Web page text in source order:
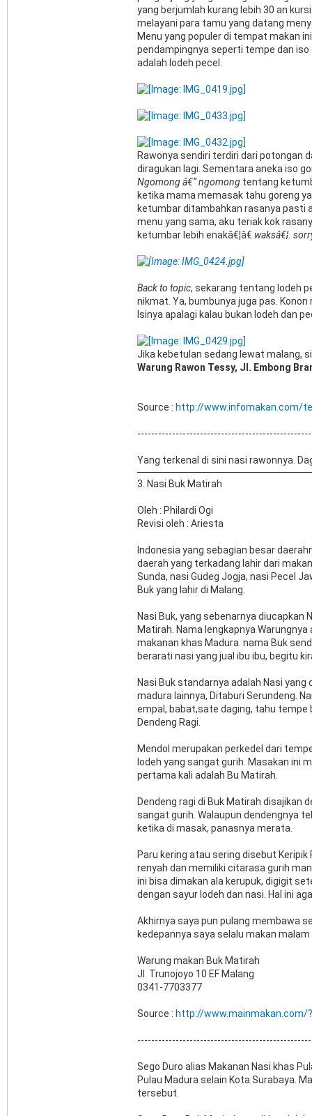
yang berjumlah kurang lebih 30 an
melayani para tamu yang datang
Menu yang populer di tempat makan
pendampingnya seperti tempe dan
adalah lodeh pecel.
Rawonya sendiri terdiri dari potongan
diragukan lagi. Sementara aneka iso
Ngomong â€“ ngomongtentang
ketika mama memasak tahu goreng
ketumbar ditambahkan rasanya pasti
menu yang sama, aku teriak kok
ketumbar lebih enakâ€¦â€ waksâ€¦.
Back to topic, sekarang tentang lodeh
nikmat. Ya, bumbunya juga pas.
Isinya apalagi kalau bukan lodeh dan
Jika kebetulan sedang lewat malang,
Warung Rawon Tessy, Jl. Embong
Source : http://www.infomakan.com/
Yang terkenal di sini nasi rawonnya.
3. Nasi Buk Matirah
Oleh : Philardi Ogi
Revisi oleh : Ariesta
Indonesia yang sebagian besar
daerah yang terkadang lahir dari
Sunda, nasi Gudeg Jogja, nasi Pecel
Buk yang lahir di Malang.
Nasi Buk, yang sebenarnya diucapkan
Matirah. Nama lengkapnya
makanan khas Madura. nama Buk
berarati nasi yang jual ibu ibu, begitu
Nasi Buk standarnya adalah Nasi
madura lainnya, Ditaburi Serundeng.
empal, babat,sate daging, tahu tempe
Dendeng Ragi.
Mendol merupakan perkedel dari
lodeh yang sangat gurih. Masakan ini
pertama kali adalah Bu Matirah.
Dendeng ragi di Buk Matirah disajikan
sangat gurih. Walaupun dendengnya
ketika di masak, panasnya merata.
Paru kering atau sering disebut
renyah dan memiliki citarasa gurih
ini bisa dimakan ala kerupuk, digigit
dengan sayur lodeh dan nasi. Hal ini
Akhirnya saya pun pulang membawa
kedepannya saya selalu makan
Warung makan Buk Matirah
Jl. Trunojoyo 10 EF Malang
0341-7703377
Source : http://www.mainmakan.com/
Sego Duro alias Makanan Nasi khas
Pulau Madura selain Kota Surabaya.
tersebut.